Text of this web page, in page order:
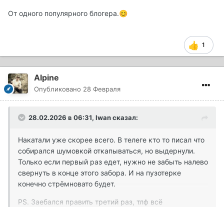
От одного популярного блогера.😊
1
Alpine
Опубликовано 28 Февраля
28.02.2026 в 06:31, Iwanсказал:
Накатали уже скорее всего. В телеге кто то писал что
собирался шумовкой откапываться, но выдернули.
Только если первый раз едет, нужно не забыть налево
свернуть в конце этого забора. И на пузотерке
конечно стрёмновато будет.
PS. Заебался править третий раз, тлф всё